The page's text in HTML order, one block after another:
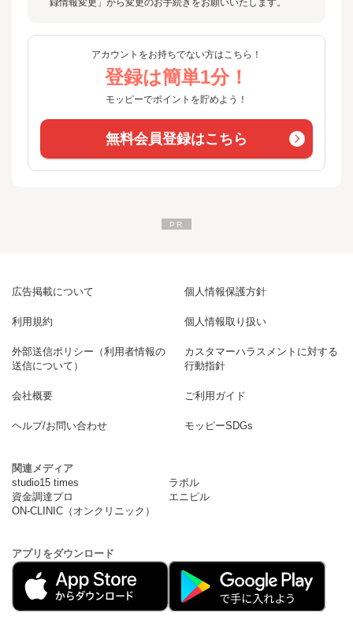
録情報変更」から変更のお手続きをお願いいたします。
アカウントをお持ちでない方はこちら！
登録は簡単1分！
モッピーでポイントを貯めよう！
無料会員登録はこちら
広告掲載について 個人情報保護方針
利用規約 個人情報取り扱い
外部送信ポリシー（利用者情報の
送信について）
カスタマーハラスメントに対する
行動指針
会社概要 ご利用ガイド
ヘルプ/お問い合わせ モッピーSDGs
関連メディア
studio15 times
ラボル
資金調達プロ
エニピル
ON-CLINIC（オンクリニック）
アプリをダウンロード